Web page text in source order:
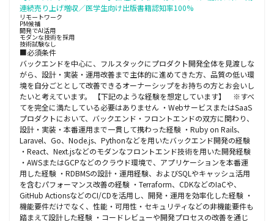
連続売り上げ増収／医学生向け出版書籍認知率100%
リモートワーク
PM候補
開発でAI活用
モダンな技術を採用
技術試験なし
■必須条件
バックエンドを中心に、フルスタックにプロダクト開発全体を見渡しな
がら、設計・実装・運用改善まで主体的に進めてきた方、品質の低い環
境を自分ごととして改善できるオーナーシップをお持ちの方とお会いし
たいと考えています。 【下記のような経験を想定しています】 ※すべ
てを完全に満たしている必要はありません ・WebサービスまたはSaaS
プロダクトにおいて、バックエンド・フロントエンドの双方に関わり、
設計・実装・本番運用まで一貫して携わった経験 ・Ruby on Rails、
Laravel、Go、Node.js、Pythonなどを用いたバックエンド開発の経験
・React、Next.jsなどのモダンなフロントエンド技術を用いた開発経験
・AWSまたはGCPなどのクラウド環境で、アプリケーションを本番運
用した経験 ・RDBMSの設計・運用経験、およびSQLやキャッシュ活用
を含むパフォーマンス改善の経験 ・Terraform、CDKなどのIaCや、
GitHub ActionsなどのCI/CDを活用し、開発・運用を効率化した経験 ・
機能要件だけでなく、性能・可用性・セキュリティなどの非機能要件も
踏まえて設計した経験 ・コードレビューや開発プロセスの改善を通じ